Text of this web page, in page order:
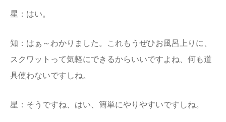
星：はい。
知：はぁ～わかりました。これもうぜひお風呂上りに、
スクワットって気軽にできるからいいですよね、何も道
具使わないですしね。
星：そうですね、はい、簡単にやりやすいですしね。